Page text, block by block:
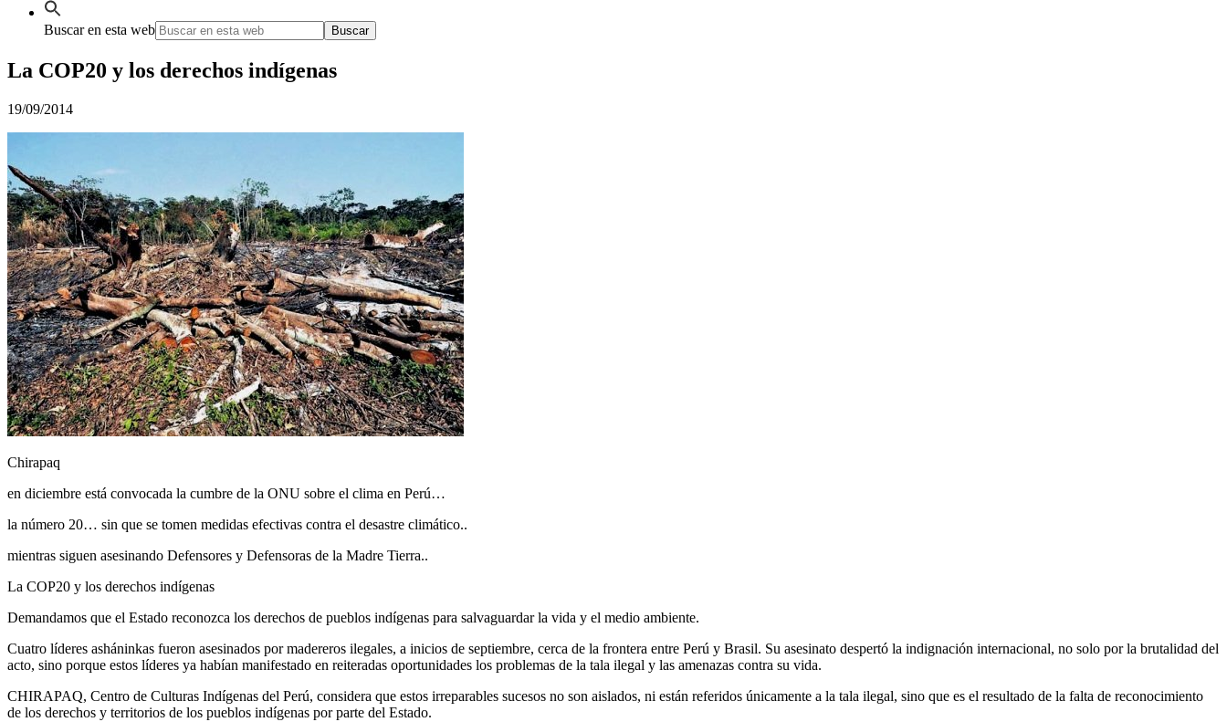
Buscar en esta web
La COP20 y los derechos indígenas
19/09/2014
Chirapaq
en diciembre está convocada la cumbre de la ONU sobre el clima en Perú…
la número 20… sin que se tomen medidas efectivas contra el desastre climático..
mientras siguen asesinando Defensores y Defensoras de la Madre Tierra..
La COP20 y los derechos indígenas
Demandamos que el Estado reconozca los derechos de pueblos indígenas para salvaguardar la vida y el medio ambiente.
Cuatro líderes asháninkas fueron asesinados por madereros ilegales, a inicios de septiembre, cerca de la frontera entre Perú y Brasil. Su asesinato despertó la indignación internacional, no solo por la brutalidad del
acto, sino porque estos líderes ya habían manifestado en reiteradas oportunidades los problemas de la tala ilegal y las amenazas contra su vida.
CHIRAPAQ, Centro de Culturas Indígenas del Perú, considera que estos irreparables sucesos no son aislados, ni están referidos únicamente a la tala ilegal, sino que es el resultado de la falta de reconocimiento
de los derechos y territorios de los pueblos indígenas por parte del Estado.